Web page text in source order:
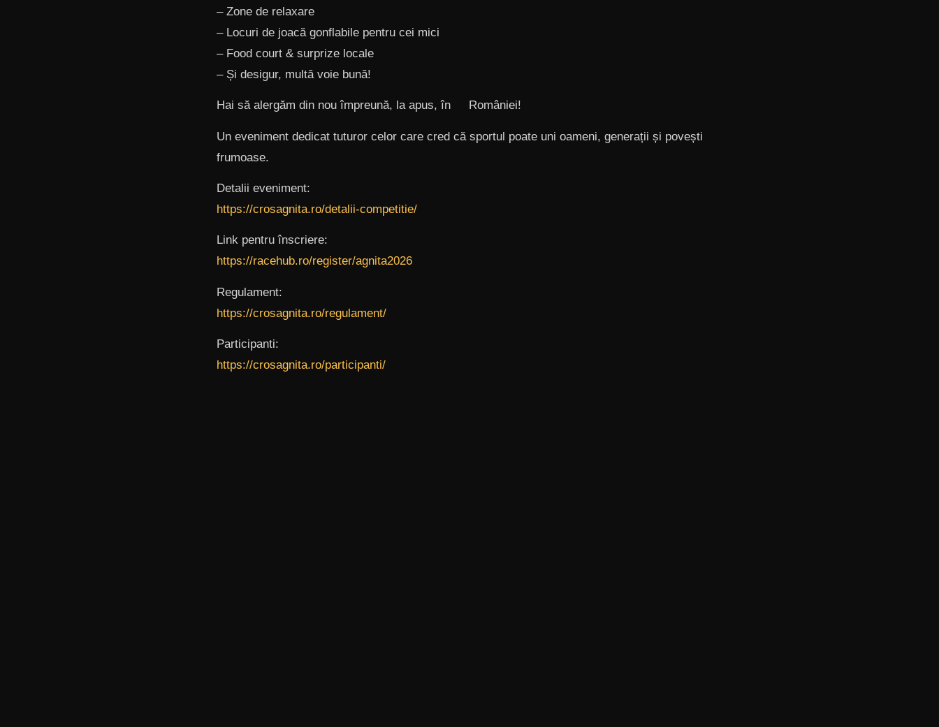
– Zone de relaxare
– Locuri de joacă gonflabile pentru cei mici
– Food court & surprize locale
– Și desigur, multă voie bună!
Hai să alergăm din nou împreună, la apus, în României!
Un eveniment dedicat tuturor celor care cred că sportul poate uni oameni, generații și povești
frumoase.
Detalii eveniment:
https://crosagnita.ro/detalii-competitie/
Link pentru înscriere:
https://racehub.ro/register/agnita2026
Regulament:
https://crosagnita.ro/regulament/
Participanti:
https://crosagnita.ro/participanti/